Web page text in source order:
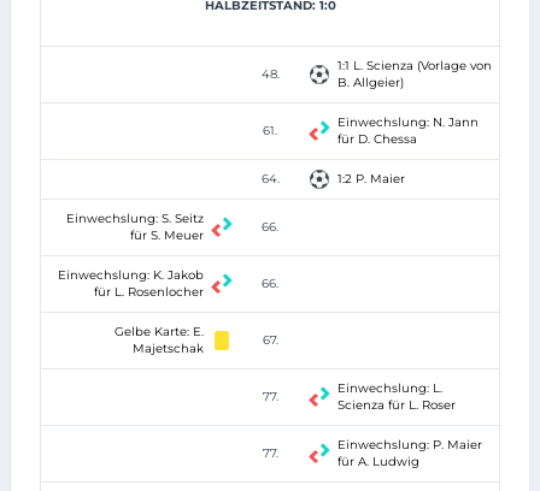
HALBZEITSTAND: 1:0
48.
1:1 L. Scienza (Vorlage von
B. Allgeier)
61.
Einwechslung: N. Jann
für D. Chessa
64. 1:2 P. Maier
Einwechslung: S. Seitz
für S. Meuer
66.
Einwechslung: K. Jakob
für L. Rosenlocher
66.
Gelbe Karte: E.
Majetschak
67.
77.
Einwechslung: L.
Scienza für L. Roser
77.
Einwechslung: P. Maier
für A. Ludwig